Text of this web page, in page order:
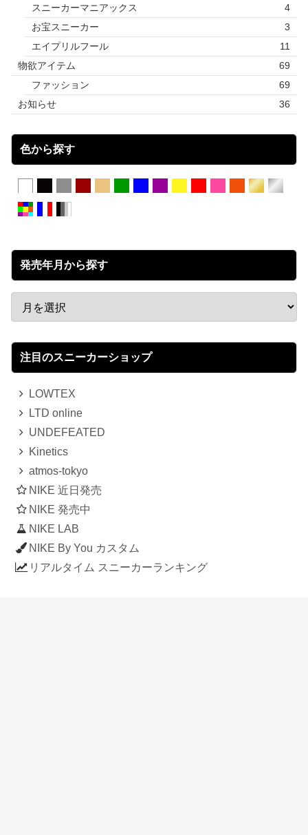
スニーカーマニアックス
4
お宝スニーカー
3
エイプリルフール
11
物欲アイテム
69
ファッション
69
お知らせ
36
色から探す
発売年月から探す
注目のスニーカーショップ
LOWTEX
LTD online
UNDEFEATED
Kinetics
atmos-tokyo
NIKE 近日発売
NIKE 発売中
NIKE LAB
NIKE By You カスタム
リアルタイム スニーカーランキング